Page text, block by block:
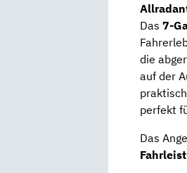
Das 7-
die
auf der
perfekt
Das